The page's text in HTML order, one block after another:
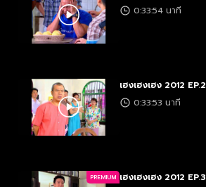
0:33:54 นาที
เฮงเฮงเฮง 2012 EP.2
0:33:53 นาที
PREMIUM เฮงเฮงเฮง 2012 EP.3